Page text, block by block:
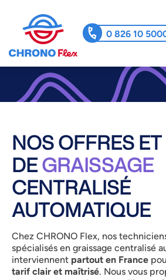
0 826 10
NOS OFFRES
DEGRAISSAGE
CENTRALISÉ
AUTOMATIQUE
Chez CHRONO Flex, nos
spécialisés en graissage centralisé
interviennent partout en France
tarif clair et maîtrisé. Nous vous